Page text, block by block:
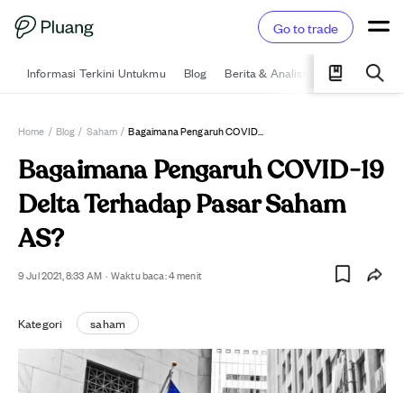
Go to trade
Informasi Terkini Untukmu Blog Berita & Analisis Pelajari
Home / Blog / Saham / Bagaimana Pengaruh COVID-19 Delta Terhadap Pasar Saham AS?
Bagaimana Pengaruh COVID-19
Delta Terhadap Pasar Saham
AS?
9 Jul 2021, 8:33 AM · Waktu baca:4menit
Kategori saham